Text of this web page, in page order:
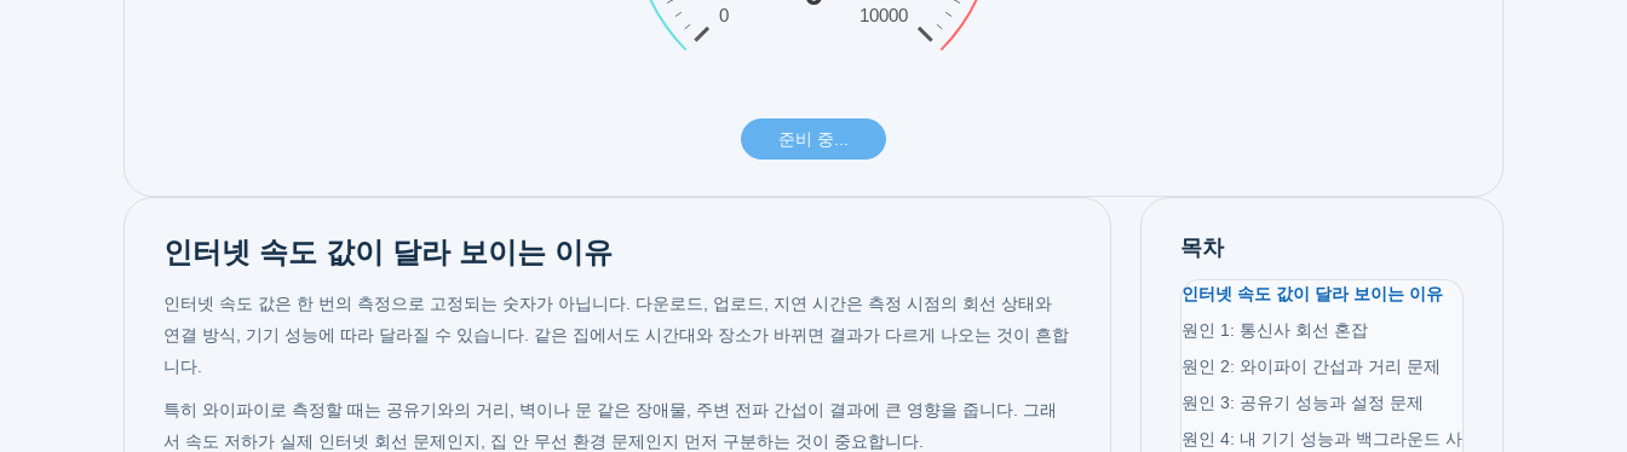
인터넷 속도 값이 달라 보이는 이유
인터넷 속도 값은 한 번의 측정으로 고정되는 숫자가 아닙니다. 다운로드, 업로드, 지연 시간은 측정 시점의 회선 상태와
연결 방식, 기기 성능에 따라 달라질 수 있습니다. 같은 집에서도 시간대와 장소가 바뀌면 결과가 다르게 나오는 것이 흔합
니다.
특히 와이파이로 측정할 때는 공유기와의 거리, 벽이나 문 같은 장애물, 주변 전파 간섭이 결과에 큰 영향을 줍니다. 그래
서 속도 저하가 실제 인터넷 회선 문제인지, 집 안 무선 환경 문제인지 먼저 구분하는 것이 중요합니다.
목차
인터넷 속도 값이 달라 보이는 이유
원인 1: 통신사 회선 혼잡
원인 2: 와이파이 간섭과 거리 문제
원인 3: 공유기 성능과 설정 문제
원인 4: 내 기기 성능과 백그라운드 사